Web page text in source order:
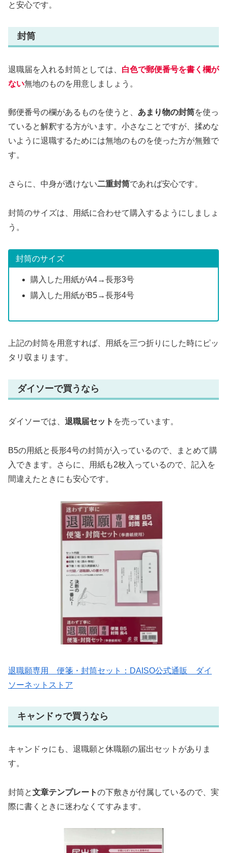
と安心です。
封筒
退職届を入れる封筒としては、 白色で郵便番号を書く欄が
ない無地のものを用意しましょう。
郵便番号の欄があるものを使うと、 あまり物の封筒を使っ
ていると解釈する方がいます。小さなことですが、揉めな
いように退職するためには無地のものを使った方が無難で
す。
さらに、中身が透けない二重封筒であれば安心です。
封筒のサイズは、用紙に合わせて購入するようにしましょ
う。
封筒のサイズ
購入した用紙がA4→長形3号
購入した用紙がB5→長形4号
上記の封筒を用意すれば、用紙を三つ折りにした時にピッ
タリ収まります。
ダイソーで買うなら
ダイソーでは、 退職届セット を売っています。
B5の用紙と長形4号の封筒が入っているので、まとめて購
入できます。さらに、用紙も2枚入っているので、記入を
間違えたときにも安心です。
退職願専用 便箋・封筒セット：DAISO公式通販 ダイ
ソーネットストア
キャンドゥで買うなら
キャンドゥにも、退職願と休職願の届出セットがありま
す。
封筒と文章テンプレートの下敷きが付属しているので、実
際に書くときに迷わなくてすみます。